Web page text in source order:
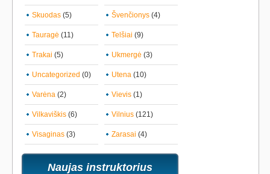
Skuodas (5) Švenčionys (4)
Tauragė (11) Telšiai (9)
Trakai (5) Ukmergė (3)
Uncategorized (0) Utena (10)
Varėna (2) Vievis (1)
Vilkaviškis (6) Vilnius (121)
Visaginas (3) Zarasai (4)
Naujas instruktorius